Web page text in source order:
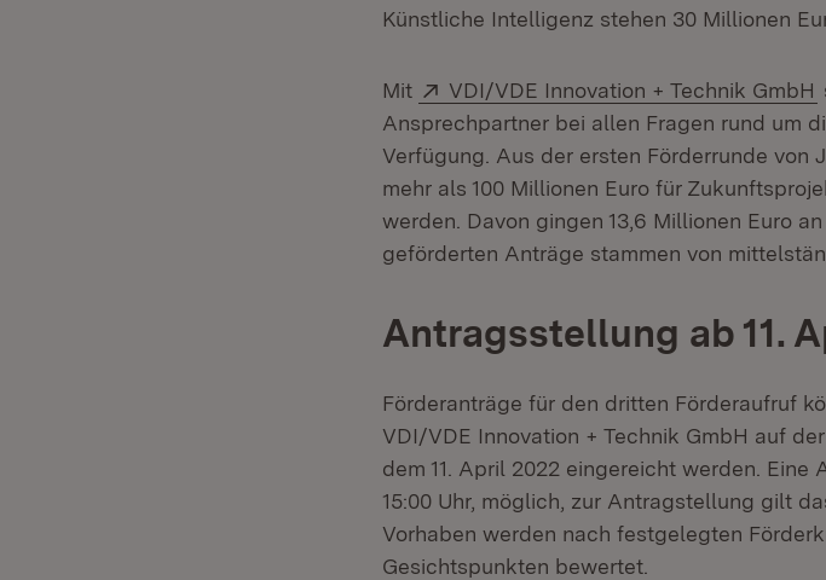
Künstliche Intelligenz stehen 30 Millionen
Mit Extern:
VDI/VDE Innovation + Technik GmbH
Ansprechpartner bei allen Fragen rund um
Verfügung. Aus der ersten Förderrunde von
mehr als 100 Millionen Euro für
werden. Davon gingen 13,6 Millionen Euro
geförderten Anträge stammen von
Antragsstellung ab 11.
Förderanträge für den dritten Förderaufruf
VDI/VDE Innovation + Technik GmbH auf
dem 11. April 2022 eingereicht werden. Eine
15:00 Uhr, möglich, zur Antragstellung gilt
Vorhaben werden nach festgelegten
Gesichtspunkten bewertet.